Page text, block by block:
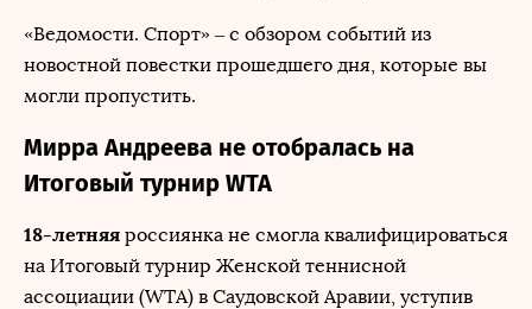
«Ведомости. Спорт» – с обзором событий из
новостной повестки прошедшего дня, которые вы
могли пропустить.
Мирра Андреева не отобралась на
Итоговый турнир WTA
18-летняя россиянка не смогла квалифицироваться
на Итоговый турнир Женской теннисной
ассоциации (WTA) в Саудовской Аравии, уступив